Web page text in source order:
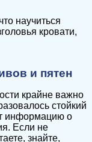
научиться
кровати,
и пятен
крайне важно
стойкий
информацию о
Если не
знайте,